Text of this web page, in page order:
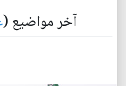
آخر مواضيع (